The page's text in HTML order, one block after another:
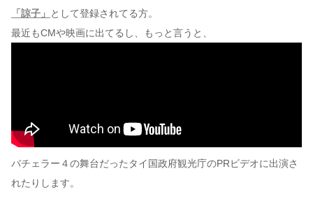
「諒子」 として登録されてる方。
最近もCMや映画に出てるし、もっと言うと、
バチェラー４の舞台だったタイ国政府観光庁のPRビデオに出演さ
れたりします。